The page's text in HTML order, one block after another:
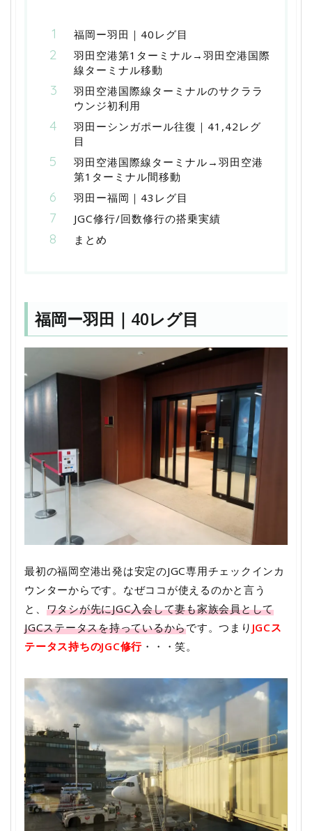
福岡ー羽田｜40レグ目
羽田空港第1ターミナル→羽田空港国際
線ターミナル移動
羽田空港国際線ターミナルのサクララ
ウンジ初利用
羽田ーシンガポール往復｜41,42レグ
目
羽田空港国際線ターミナル→羽田空港
第1ターミナル間移動
羽田ー福岡｜43レグ目
JGC修行/回数修行の搭乗実績
まとめ
福岡ー羽田｜40レグ目
最初の福岡空港出発は安定のJGC専用チェックインカ
ウンターからです。なぜココが使えるのかと言う
と、 ワタシが先にJGC入会して妻も家族会員として
JGCステータスを持っているからです。つまり JGCス
テータス持ちのJGC修行 ・・・笑。